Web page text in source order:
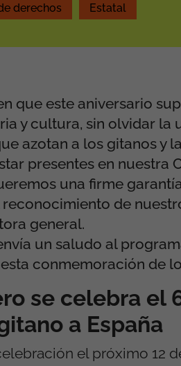
derechos Estatal
que este aniversario
y cultura, sin olvidar
azotan a los gitanos y
presentes en
una firme
de
general.
un saludo al
conmemoración de
se celebra el
a España
el próximo 12